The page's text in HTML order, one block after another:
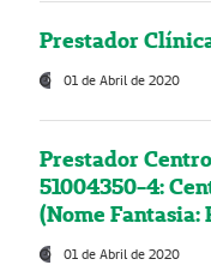
Prestador
01 de Abril de 2020
Prestador
51004350-4:
(Nome
01 de Abril de 2020